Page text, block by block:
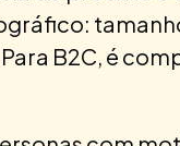
B2C, é